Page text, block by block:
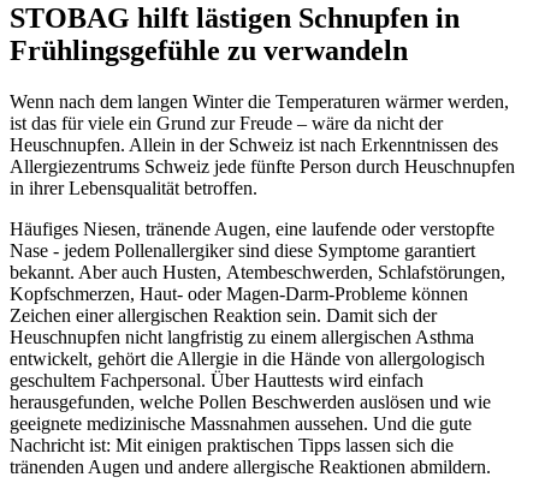
STOBAG hilft lästigen Schnupfen in
Frühlingsgefühle zu verwandeln
Wenn nach dem langen Winter die Temperaturen wärmer werden,
ist das für viele ein Grund zur Freude – wäre da nicht der
Heuschnupfen. Allein in der Schweiz ist nach Erkenntnissen des
Allergiezentrums Schweiz jede fünfte Person durch Heuschnupfen
in ihrer Lebensqualität betroffen.
Häufiges Niesen, tränende Augen, eine laufende oder verstopfte
Nase - jedem Pollenallergiker sind diese Symptome garantiert
bekannt. Aber auch Husten, Atembeschwerden, Schlafstörungen,
Kopfschmerzen, Haut- oder Magen-Darm-Probleme können
Zeichen einer allergischen Reaktion sein. Damit sich der
Heuschnupfen nicht langfristig zu einem allergischen Asthma
entwickelt, gehört die Allergie in die Hände von allergologisch
geschultem Fachpersonal. Über Hauttests wird einfach
herausgefunden, welche Pollen Beschwerden auslösen und wie
geeignete medizinische Massnahmen aussehen. Und die gute
Nachricht ist: Mit einigen praktischen Tipps lassen sich die
tränenden Augen und andere allergische Reaktionen abmildern.